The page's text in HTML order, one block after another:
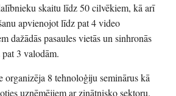
skaitu līdz 50 cilvēkiem, kā arī
apvienojot līdz pat 4 video
dažādās pasaules vietās un sinhronās
3 valodām.
organizēja 8 tehnoloģiju seminārus kā
uzņēmējiem ar zinātnisko sektoru.